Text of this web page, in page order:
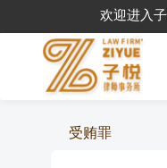
欢迎进入
受贿罪